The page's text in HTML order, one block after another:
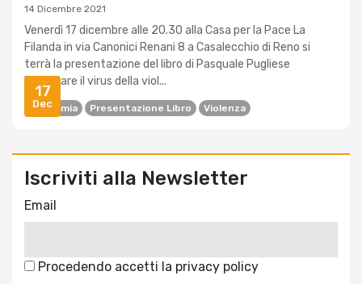
17
Dec
14 Dicembre 2021
Venerdì 17 dicembre alle 20.30 alla Casa per la Pace La
Filanda in via Canonici Renani 8 a Casalecchio di Reno si
terrà la presentazione del libro di Pasquale Pugliese
Disarmare il virus della viol...
Pandemia Presentazione Libro Violenza
Iscriviti alla Newsletter
Email
Procedendo accetti la privacy policy